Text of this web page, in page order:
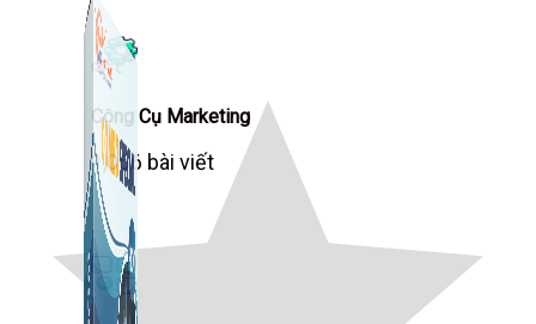
Công Cụ Marketing
1,066 bài viết